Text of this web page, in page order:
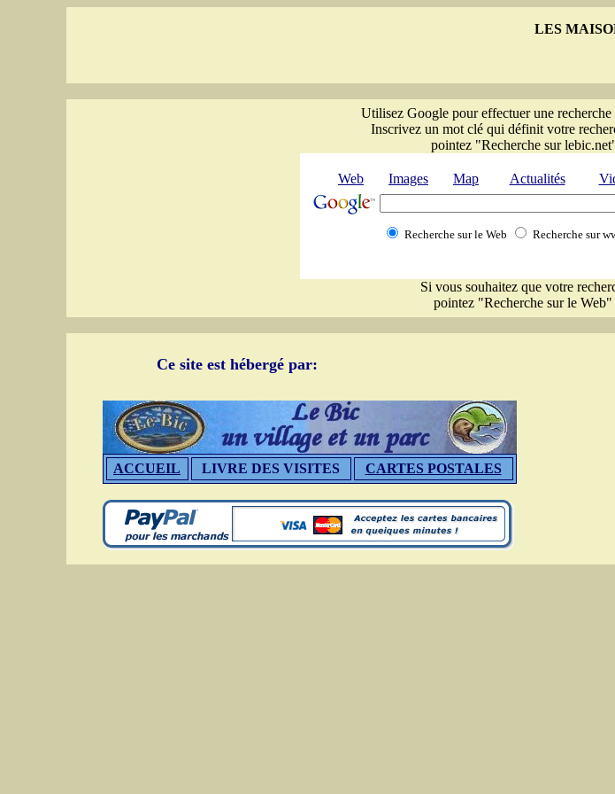
LES
Utilisez Google pour effectuer une
Inscrivez un mot clé qui définit votre
pointez "Recherche sur
Web Images Map Actualités
Recherche sur le Web Recherche sur
Si vous souhaitez que votre
pointez "Recherche sur le
Ce site est hébergé par:
ACCUEIL LIVRE DES VISITES CARTES POSTALES